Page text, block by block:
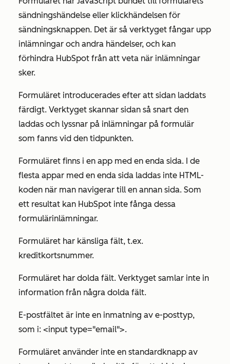
sändningshändelse eller klickhändelsen för
sändningsknappen. Det är så verktyget fångar upp
inlämningar och andra händelser, och kan
förhindra HubSpot från att veta när inlämningar
sker.
Formuläret introducerades efter att sidan laddats
färdigt. Verktyget skannar sidan så snart den
laddas och lyssnar på inlämningar på formulär
som fanns vid den tidpunkten.
Formuläret finns i en app med en enda sida. I de
flesta appar med en enda sida laddas inte HTML-
koden när man navigerar till en annan sida. Som
ett resultat kan HubSpot inte fånga dessa
formulärinlämningar.
Formuläret har känsliga fält, t.ex.
kreditkortsnummer.
Formuläret har dolda fält. Verktyget samlar inte in
information från några dolda fält.
E-postfältet är inte en inmatning av e-posttyp,
som i: <input type="email">.
Formuläret använder inte en standardknapp av